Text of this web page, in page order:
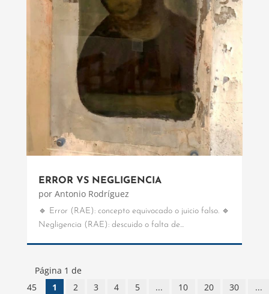
ERROR VS NEGLIGENCIA
por Antonio Rodríguez
🔹 Error (RAE): concepto equivocado o juicio falso. 🔹
Negligencia (RAE): descuido o falta de...
Página 1 de
45
1 2 3 4 5 ... 10 20 30
...